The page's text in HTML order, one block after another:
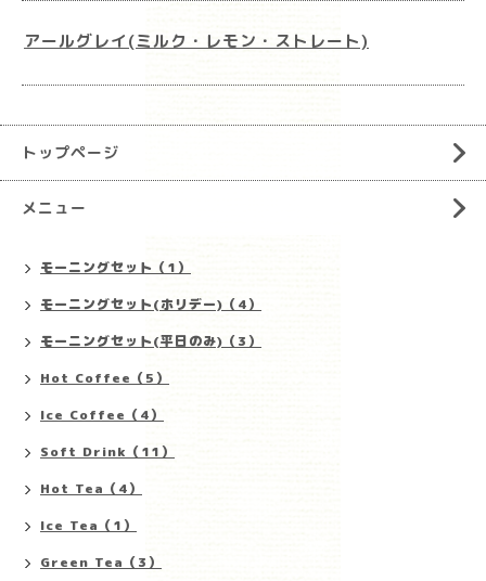
アールグレイ(ミルク・レモン・ストレート)
トップページ
メニュー
モーニングセット（1）
モーニングセット(ホリデー)（4）
モーニングセット(平日のみ)（3）
Hot Coffee（5）
Ice Coffee（4）
Soft Drink（11）
Hot Tea（4）
Ice Tea（1）
Green Tea（3）